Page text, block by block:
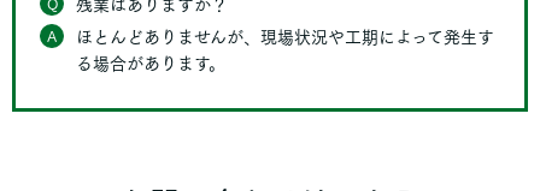
Q 残業はありますか？
A
ほとんどありませんが、現場状況や工期によって発生す
る場合があります。